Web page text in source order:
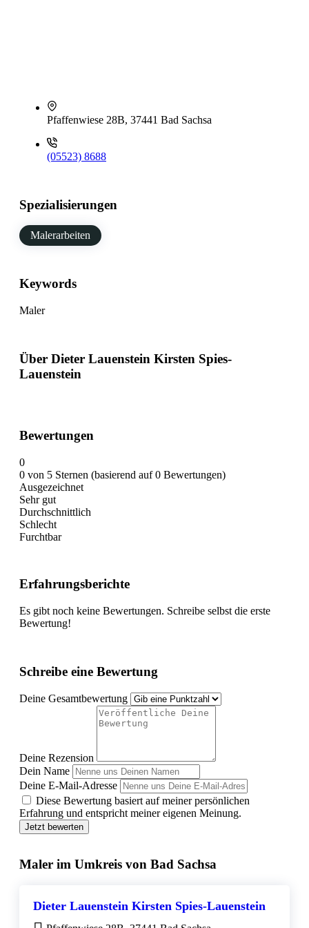
Pfaffenwiese 28B, 37441 Bad Sachsa
(05523) 8688
Spezialisierungen
Malerarbeiten
Keywords
Maler
Über Dieter Lauenstein Kirsten Spies-
Lauenstein
Bewertungen
0
0 von 5 Sternen (basierend auf 0 Bewertungen)
Ausgezeichnet
Sehr gut
Durchschnittlich
Schlecht
Furchtbar
Erfahrungsberichte
Es gibt noch keine Bewertungen. Schreibe selbst die erste
Bewertung!
Schreibe eine Bewertung
Deine Gesamtbewertung
Deine Rezension
Dein Name
Deine E-Mail-Adresse
Diese Bewertung basiert auf meiner persönlichen
Erfahrung und entspricht meiner eigenen Meinung.
Jetzt bewerten
Maler im Umkreis von Bad Sachsa
Dieter Lauenstein Kirsten Spies-Lauenstein